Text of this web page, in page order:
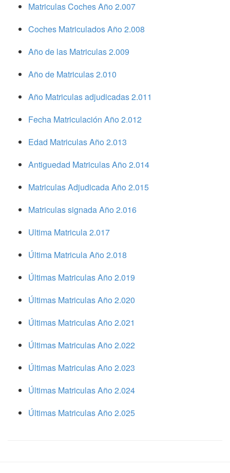
Matriculas Coches Año 2.007
Coches Matriculados Año 2.008
Año de las Matriculas 2.009
Año de Matriculas 2.010
Año Matriculas adjudicadas 2.011
Fecha Matriculación Año 2.012
Edad Matriculas Año 2.013
Antiguedad Matriculas Año 2.014
Matriculas Adjudicada Año 2.015
Matriculas signada Año 2.016
Ultima Matricula 2.017
Última Matricula Año 2.018
Últimas Matriculas Año 2.019
Últimas Matriculas Año 2.020
Últimas Matriculas Año 2.021
Últimas Matriculas Año 2.022
Últimas Matriculas Año 2.023
Últimas Matriculas Año 2.024
Últimas Matriculas Año 2.025